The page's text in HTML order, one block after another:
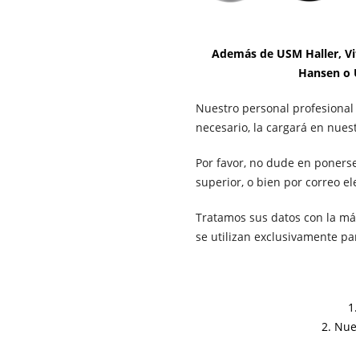
Además de USM Haller,
Hansen o
Nuestro personal
necesario, la cargará en
Por favor, no dude en
superior, o bien por correo
Tratamos sus datos con la
se utilizan exclusivamente
2.